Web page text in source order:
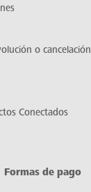
o cancelación
Conectados
Formas de pago